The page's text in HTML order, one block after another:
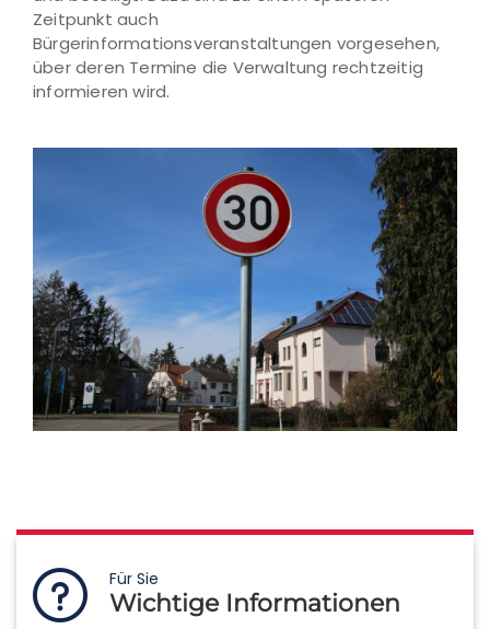
Zeitpunkt auch
Bürgerinformationsveranstaltungen vorgesehen,
über deren Termine die Verwaltung rechtzeitig
informieren wird.
Für Sie
Wichtige Informationen